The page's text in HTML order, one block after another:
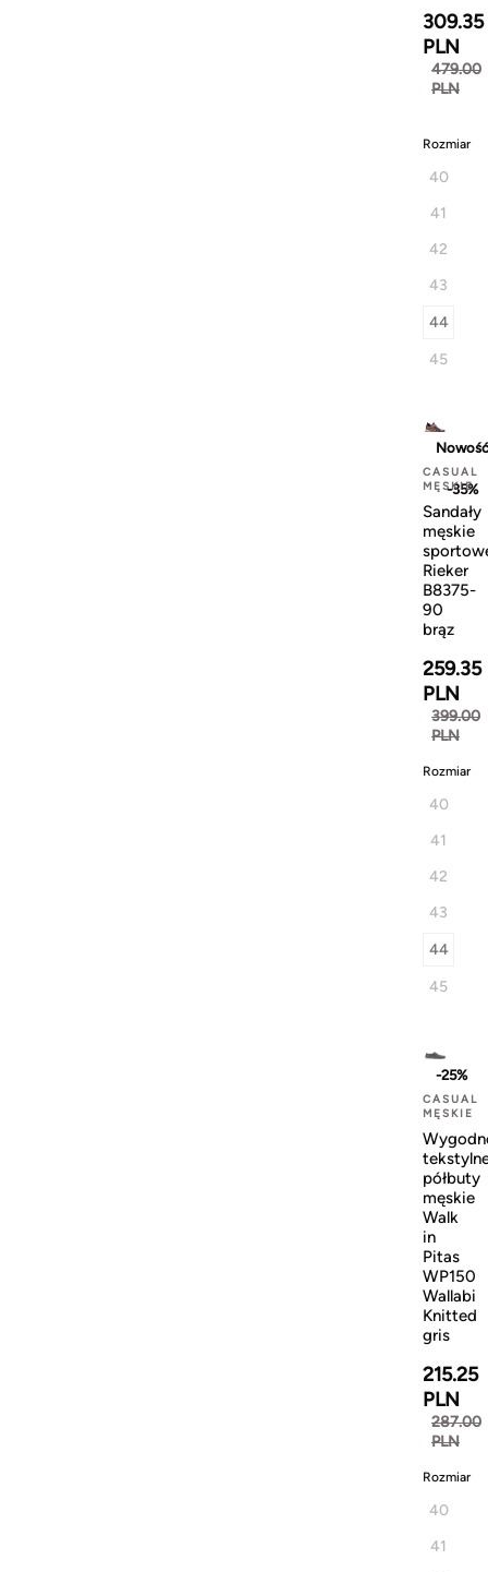
309.35
PLN
479.00
PLN
Rozmiar
40
41
42
43
44
45
Nowość
-35%
CASUAL
MĘSKIE
Sandały
męskie
Rieker
B8375-
90
brąz
259.35
PLN
399.00
PLN
Rozmiar
40
41
42
43
44
45
-25%
CASUAL
MĘSKIE
półbuty
męskie
Walk
in
Pitas
WP150
Wallabi
Knitted
gris
215.25
PLN
287.00
PLN
Rozmiar
40
41